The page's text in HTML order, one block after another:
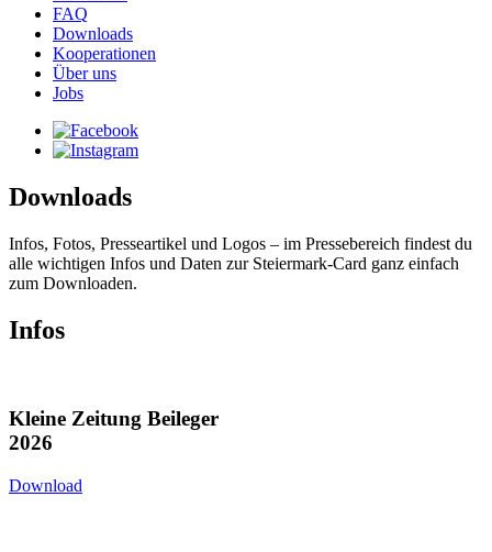
FAQ
Downloads
Kooperationen
Über uns
Jobs
Downloads
Infos, Fotos, Presseartikel und Logos – im Pressebereich findest du
alle wichtigen Infos und Daten zur Steiermark-Card ganz einfach
zum Downloaden.
Infos
Kleine Zeitung Beileger
2026
Download